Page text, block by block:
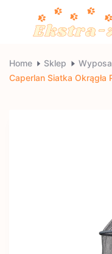
Ekstra-
zoo
Home Sklep
Caperlan Siatka Okrągła